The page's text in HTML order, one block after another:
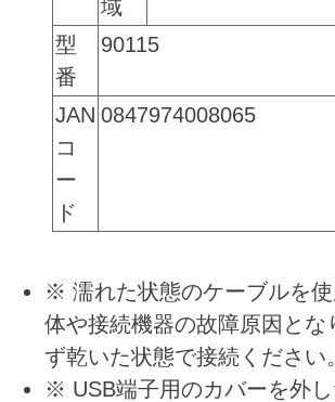
域
型
番
90115
JAN
コ
ー
ド
0847974008065
※ 濡れた状態のケーブルを
体や接続機器の故障原因とな
ず乾いた状態で接続ください。
※ USB端子用のカバーを外し